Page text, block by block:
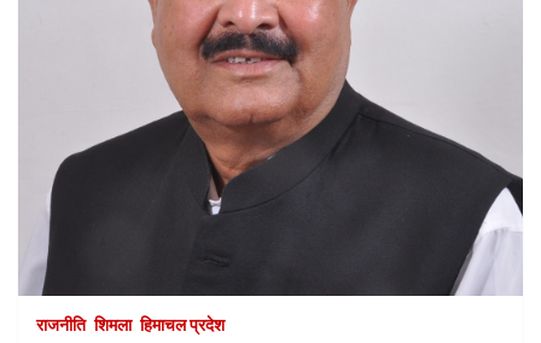
राजनीति शिमला हिमाचल प्रदेश